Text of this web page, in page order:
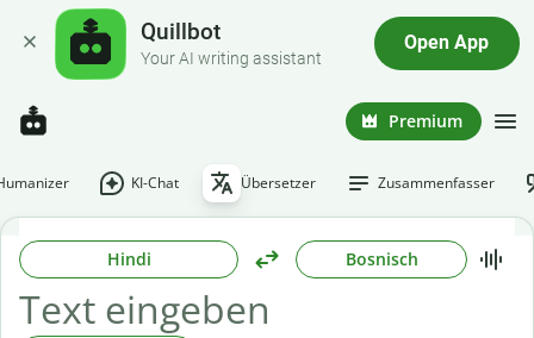
Quillbot
Your AI writing assistant
Open App
Premium
KI-Chat Übersetzer Zusammenfasser
Hindi Bosnisch